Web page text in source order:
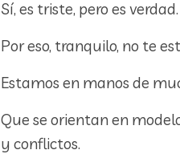
Sí, es triste, pero es verdad.
Por eso, tranquilo, no te
Estamos en manos de
Que se orientan en
y conflictos.